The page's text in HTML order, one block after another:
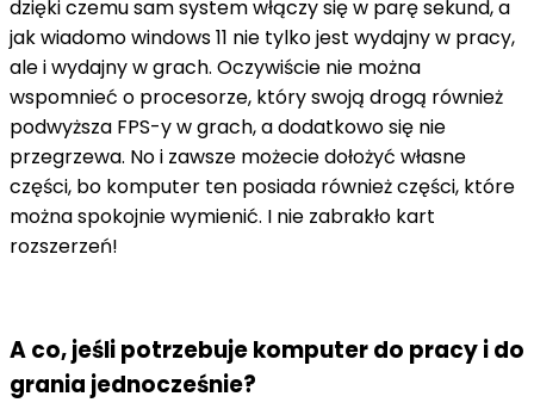
dzięki czemu sam system włączy się w parę sekund, a
jak wiadomo windows 11 nie tylko jest wydajny w pracy,
ale i wydajny w grach. Oczywiście nie można
wspomnieć o procesorze, który swoją drogą również
podwyższa FPS-y w grach, a dodatkowo się nie
przegrzewa. No i zawsze możecie dołożyć własne
części, bo komputer ten posiada również części, które
można spokojnie wymienić. I nie zabrakło kart
rozszerzeń!
A co, jeśli potrzebuje komputer do pracy i do
grania jednocześnie?